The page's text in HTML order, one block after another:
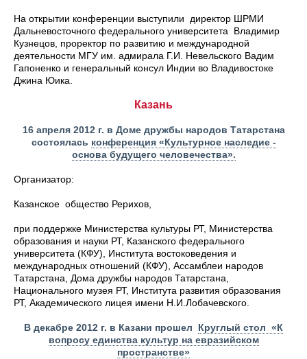
На открытии конференции выступили директор ШРМИ
Дальневосточного федерального университета Владимир
Кузнецов, проректор по развитию и международной
деятельности МГУ им. адмирала Г.И. Невельского Вадим
Гапоненко и генеральный консул Индии во Владивостоке
Джина Юика.
Казань
16 апреля 2012 г. в Доме дружбы народов Татарстана
состоялась конференция «Культурное наследие -
основа будущего человечества».
Организатор:
Казанское общество Рерихов,
при поддержке Министерства культуры РТ, Министерства
образования и науки РТ, Казанского федерального
университета (КФУ), Института востоковедения и
международных отношений (КФУ), Ассамблеи народов
Татарстана, Дома дружбы народов Татарстана,
Национального музея РТ, Института развития образования
РТ, Академического лицея имени Н.И.Лобачевского.
В декабре 2012 г. в Казани прошел Круглый стол «К
вопросу единства культур на евразийском
пространстве»